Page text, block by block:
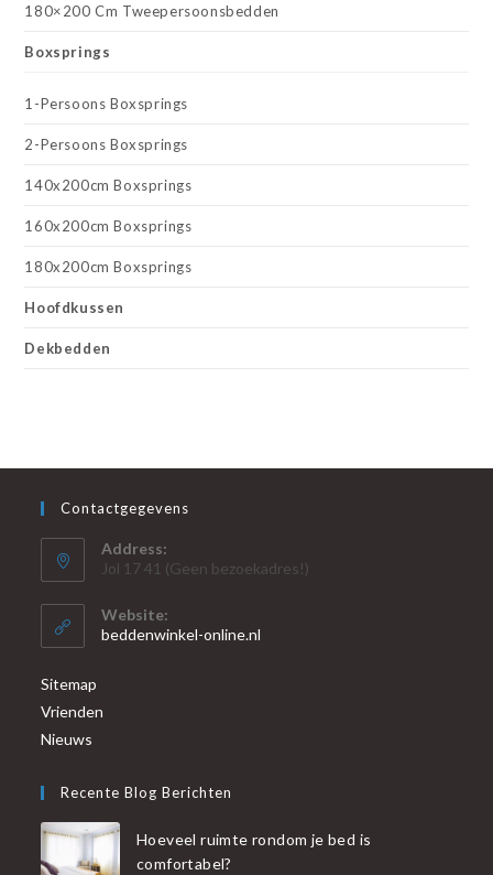
180×200 Cm Tweepersoonsbedden
Boxsprings
1-Persoons Boxsprings
2-Persoons Boxsprings
140x200cm Boxsprings
160x200cm Boxsprings
180x200cm Boxsprings
Hoofdkussen
Dekbedden
Contactgegevens
Address:
Jol 17 41 (Geen bezoekadres!)
Website:
beddenwinkel-online.nl
Sitemap
Vrienden
Nieuws
Recente Blog Berichten
Hoeveel ruimte rondom je bed is
comfortabel?